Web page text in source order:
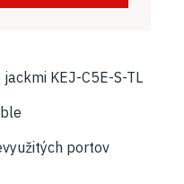
KEJ-C5E-S-TL
portov